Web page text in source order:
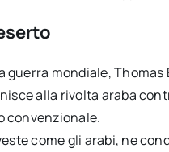
guerra mondiale,
alla rivolta araba
convenzionale.
come gli arabi, ne